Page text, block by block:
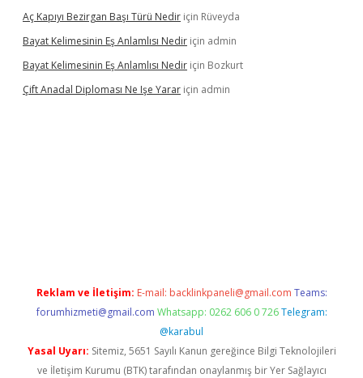
Aç Kapıyı Bezirgan Başı Türü Nedir için Rüveyda
Bayat Kelimesinin Eş Anlamlısı Nedir için admin
Bayat Kelimesinin Eş Anlamlısı Nedir için Bozkurt
Çift Anadal Diploması Ne Işe Yarar için admin
Reklam ve İletişim: E-mail: backlinkpaneli@gmail.com Teams:
forumhizmeti@gmail.com Whatsapp: 0262 606 0 726 Telegram:
@karabul
Yasal Uyarı: Sitemiz, 5651 Sayılı Kanun gereğince Bilgi Teknolojileri
ve İletişim Kurumu (BTK) tarafından onaylanmış bir Yer Sağlayıcı